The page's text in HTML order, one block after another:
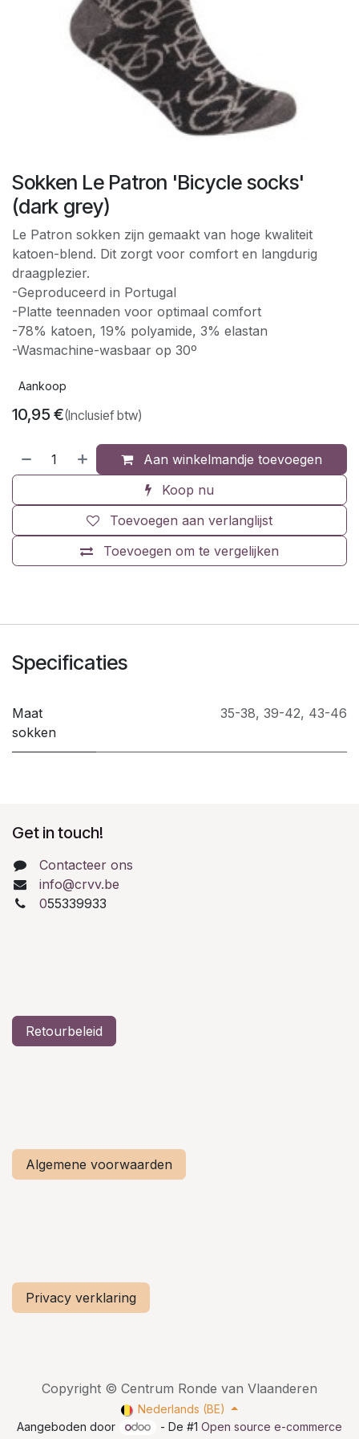
Sokken Le Patron 'Bicycle socks'
(dark grey)
Le Patron sokken zijn gemaakt van hoge kwaliteit
katoen-blend. Dit zorgt voor comfort en langdurig
draagplezier.
-Geproduceerd in Portugal
-Platte teennaden voor optimaal comfort
-78% katoen, 19% polyamide, 3% elastan
-Wasmachine-wasbaar op 30º
Aankoop
10,95 €(Inclusief btw)
Aan winkelmandje toevoegen
Koop nu
Toevoegen om te vergelijken
Toevoegen aan verlanglijst
Specificaties
Maat
sokken
35-38, 39-42, 43-46
Get in touch!
Contacteer ons
info@crvv.be
055339933
Retourbeleid
Algemene voorwaarden
Privacy verklaring
Copyright © Centrum Ronde van Vlaanderen
Nederlands (BE)
Aangeboden door
- De #1Open source e-commerce